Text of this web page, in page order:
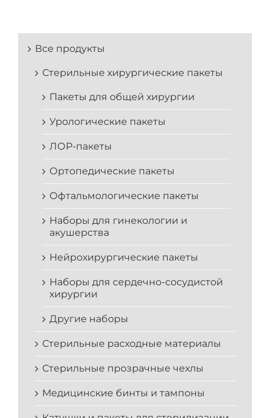
Все продукты
Стерильные хирургические пакеты
Пакеты для общей хирургии
Урологические пакеты
ЛОР-пакеты
Ортопедические пакеты
Офтальмологические пакеты
Наборы для гинекологии и
акушерства
Нейрохирургические пакеты
Наборы для сердечно-сосудистой
хирургии
Другие наборы
Стерильные расходные материалы
Стерильные прозрачные чехлы
Медицинские бинты и тампоны